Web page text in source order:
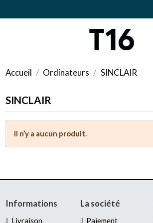
Accueil Ordinateurs SINCLAIR
SINCLAIR
Il n’y a aucun produit.
Informations
Livraison
La société
Paiement